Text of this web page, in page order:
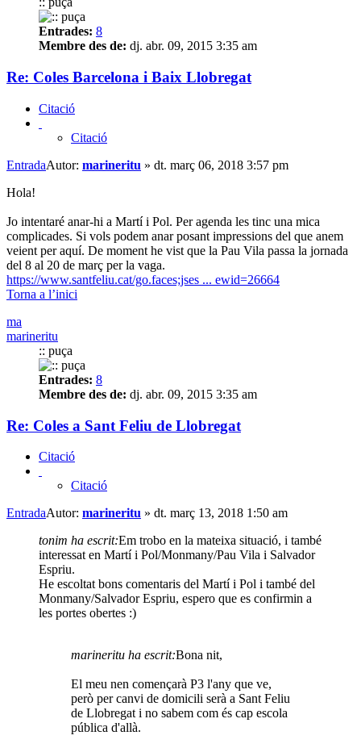
Entrades: 8
Membre des de: dj. abr. 09, 2015 3:35 am
Re: Coles Barcelona i Baix Llobregat
Citació
Citació
EntradaAutor: marineritu » dt. març 06, 2018 3:57 pm
Hola!
Jo intentaré anar-hi a Martí i Pol. Per agenda les tinc una mica
complicades. Si vols podem anar posant impressions del que anem
veient per aquí. De moment he vist que la Pau Vila passa la jornada
del 8 al 20 de març per la vaga.
https://www.santfeliu.cat/go.faces;jses ... ewid=26664
Torna a l’inici
ma
marineritu
:: puça
Entrades: 8
Membre des de: dj. abr. 09, 2015 3:35 am
Re: Coles a Sant Feliu de Llobregat
Citació
Citació
EntradaAutor: marineritu » dt. març 13, 2018 1:50 am
tonim ha escrit:Em trobo en la mateixa situació, i també
interessat en Martí i Pol/Monmany/Pau Vila i Salvador
Espriu.
He escoltat bons comentaris del Martí i Pol i també del
Monmany/Salvador Espriu, espero que es confirmin a
les portes obertes :)
marineritu ha escrit:Bona nit,
El meu nen començarà P3 l'any que ve,
però per canvi de domicili serà a Sant Feliu
de Llobregat i no sabem com és cap escola
pública d'allà.